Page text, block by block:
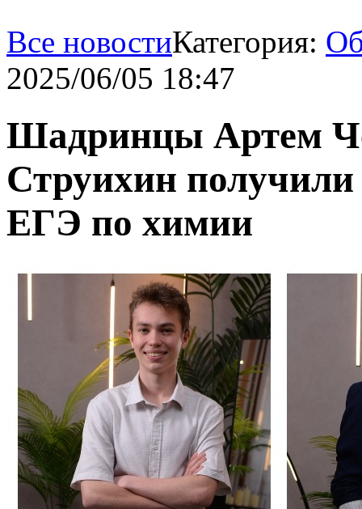
Все новостиКатегория:
2025/06/05 18:47
Шадринцы Артем
Струихин
ЕГЭ по химии